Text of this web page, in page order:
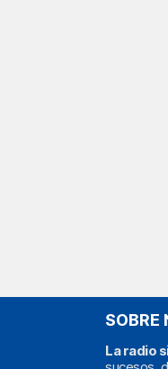
SOBRE
La radio